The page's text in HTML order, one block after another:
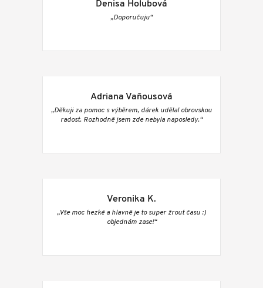
Denisa Holubová
„Doporučuju“
Adriana Vaňousová
„Děkuji za pomoc s výběrem, dárek udělal obrovskou
radost. Rozhodně jsem zde nebyla naposledy.“
Veronika K.
„Vše moc hezké a hlavně je to super žrout času :)
objednám zase!“